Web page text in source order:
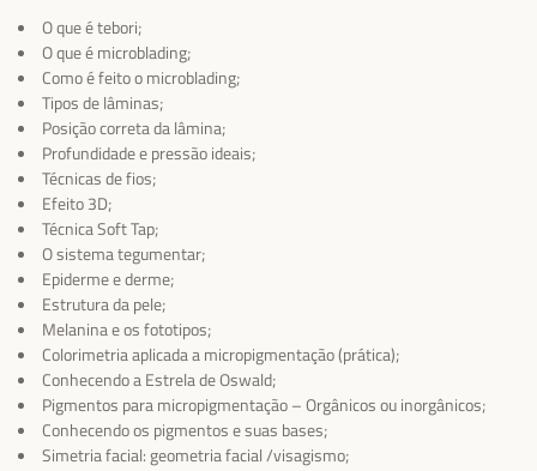
O que é tebori;
O que é microblading;
Como é feito o microblading;
Tipos de lâminas;
Posição correta da lâmina;
Profundidade e pressão ideais;
Técnicas de fios;
Efeito 3D;
Técnica Soft Tap;
O sistema tegumentar;
Epiderme e derme;
Estrutura da pele;
Melanina e os fototipos;
Colorimetria aplicada a micropigmentação (prática);
Conhecendo a Estrela de Oswald;
Pigmentos para micropigmentação – Orgânicos ou inorgânicos;
Conhecendo os pigmentos e suas bases;
Simetria facial: geometria facial /visagismo;